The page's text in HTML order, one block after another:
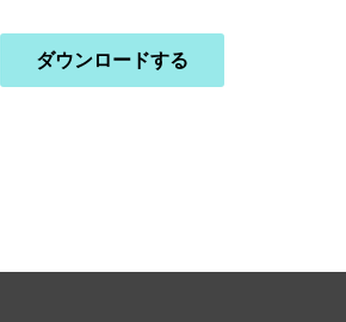
ダウンロードする